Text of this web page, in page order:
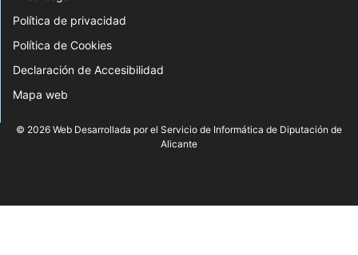
Política de privacidad
Política de Cookies
Declaración de Accesibilidad
Mapa web
© 2026 Web Desarrollada por el Servicio de Informática de Diputación de
Alicante